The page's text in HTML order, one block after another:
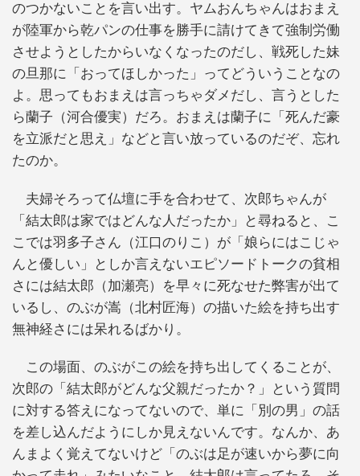
のつかないことを言い出す。ヤムおんちゃんはおまえ
が陸軍から乾パンの仕事を勝手に請けてきて強制労働
させようとしたからいなくなったのだし、戦死した妹
の旦那に「おってほしかった」ってどういうことなの
よ。思ってもおまえは言っちゃダメだし、言うとした
ら蘭子（河合優実）だろ。おまえは蘭子に「死んだ豪
を立派だと思え」などと言い放っているのだぞ、忘れ
たのか。
夫婦そろって仏壇に手を合わせて、次郎ちゃんが
「結太郎は家ではどんな人だったか」と尋ねると、こ
こでは羽多子さん（江口のりこ）が「娘らにはこじゃ
んと優しい」としか言えないエピソードトークの貧相
さには結太郎（加瀬亮）を早々に死なせた弊害が出て
いるし、のぶが嵩（北村匠海）の描いた絵を持ち出す
無神経さには呆れるばかり。
この場面、のぶがこの絵を持ち出してくることが、
次郎の「結太郎がどんな父親だったか？」という質問
に対する答えになってないので、単に「別の男」の話
を差し込んだようにしか見えないんです。なんか、あ
んまよく覚えてないけど「のぶは足が速いから夢に向